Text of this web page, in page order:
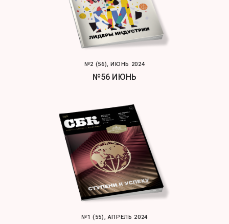
№2 (56), ИЮНЬ 2024
№56 ИЮНЬ
№1 (55), АПРЕЛЬ 2024